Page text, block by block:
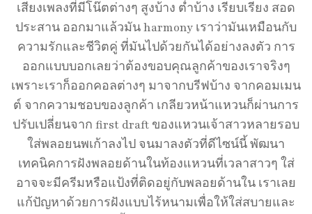
เสียงเพลงที่มีโน๊ตต่างๆ สูงบ้าง ต่ำบ้าง เรียบเรียง สอด
ประสาน ออกมาแล้วมัน harmony เราว่ามันเหมือนกับ
ความรักและชีวิตคู่ ที่มันไปด้วยกันได้อย่างลงตัว การ
ออกแบบบอกเลยว่าต้องขอบคุณลูกค้าของเราจริงๆ
เพราะเราก็ออกคอลต่างๆ มาจากบรีฟบ้าง จากคอมเมน
ต์ จากความชอบของลูกค้า เกลียวหน้าแหวนก็ผ่านการ
ปรับเปลี่ยนจาก first draft ของแหวนเจ้าสาวหลายรอบ
ใส่พลอยนพเก้าลงไป จนมาลงตัวที่ดีไซน์นี้ พัฒนา
เทคนิคการฝังพลอยด้านในท้องแหวนที่เวลาสาวๆ ใส่
อาจจะมีครีมหรือแป้งที่ติดอยู่กับพลอยด้านใน เราเลย
แก้ปัญหาด้วยการฝังแบบไร้หนามเพื่อให้ใส่สบายและ